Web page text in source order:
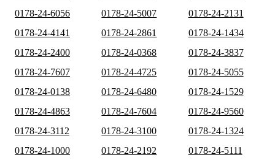
0178-24-6056
0178-24-5007
0178-24-2131
0178-24-4141
0178-24-2861
0178-24-1434
0178-24-2400
0178-24-0368
0178-24-3837
0178-24-7607
0178-24-4725
0178-24-5055
0178-24-0138
0178-24-6480
0178-24-1529
0178-24-4863
0178-24-7604
0178-24-9560
0178-24-3112
0178-24-3100
0178-24-1324
0178-24-1000
0178-24-2192
0178-24-5111